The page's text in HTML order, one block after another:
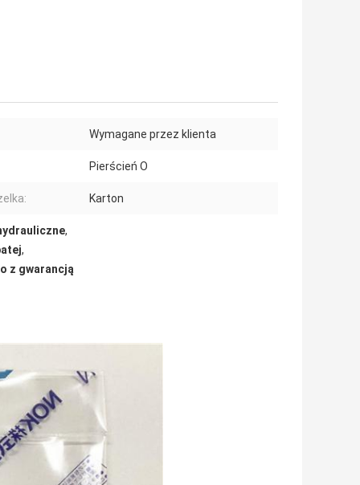
Wymagane przez klienta
Pierścień O
Karton
,
,
z gwarancją